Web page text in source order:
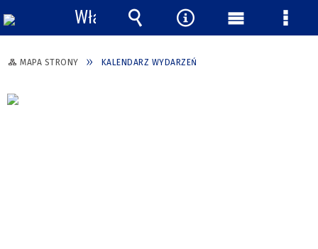
MAPA STRONY KALENDARZ WYDARZEŃ
Włącz
powiadomienia
Wyszukiwarka
Narzędzia
Menu Menu